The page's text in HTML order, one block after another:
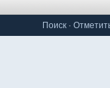
Поиск·